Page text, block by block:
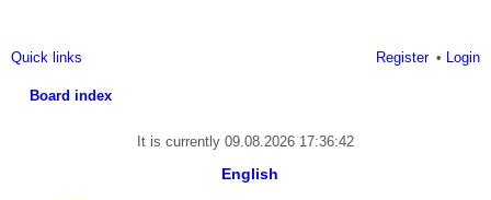
Quick links Login
Register
Board index
It is currently 09.08.2026 17:36:42
English